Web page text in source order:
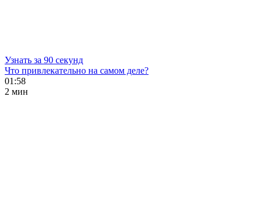
Узнать за 90 секунд
Что привлекательно на самом деле?
01:58
2 мин